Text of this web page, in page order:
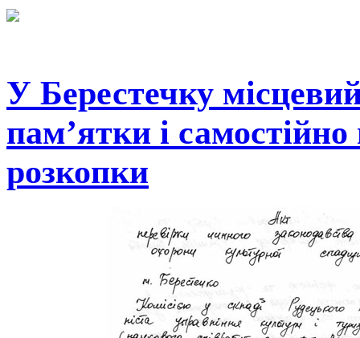
У Берестечку
пам’ятки і
розкопки